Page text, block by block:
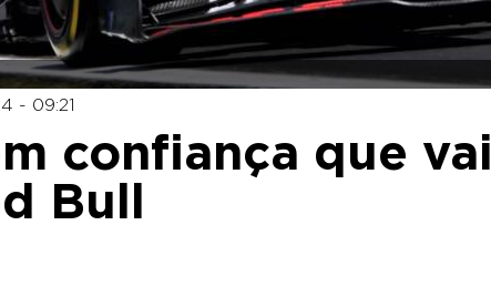
- 09:21
confiança que vai
Bull